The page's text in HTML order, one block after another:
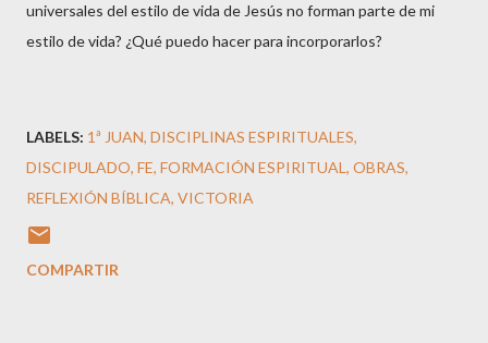
universales del estilo de vida de Jesús no forman parte de mi
estilo de vida? ¿Qué puedo hacer para incorporarlos?
LABELS: 1ª JUAN DISCIPLINAS ESPIRITUALES
DISCIPULADO FE FORMACIÓN ESPIRITUAL OBRAS
REFLEXIÓN BÍBLICA VICTORIA
COMPARTIR